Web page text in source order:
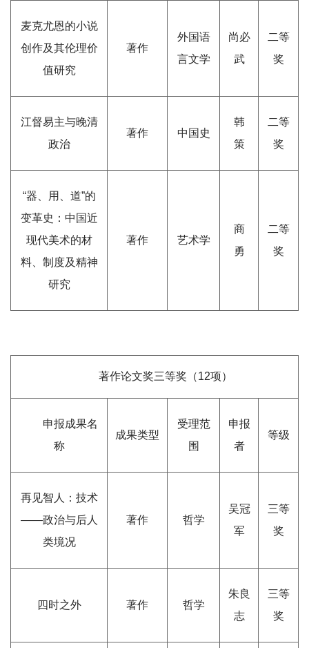
麦克尤恩的小说
创作及其伦理价
值研究
著作
外国语
言文学
尚必
武
二等
奖
江督易主与晚清
政治
著作 中国史
韩
策
二等
奖
“器、用、道”的
变革史：中国近
现代美术的材
料、制度及精神
研究
著作 艺术学
商
勇
二等
奖
著作论文奖三等奖（12项）
申报成果名
称
成果类型
受理范
围
申报
者
等级
再见智人：技术
——政治与后人
类境况
著作 哲学
吴冠
军
三等
奖
四时之外 著作 哲学
朱良
志
三等
奖